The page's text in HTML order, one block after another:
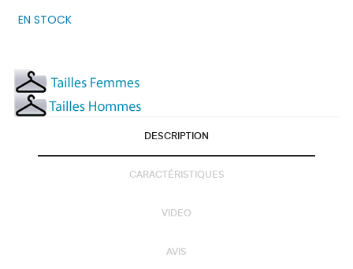
EN STOCK
DESCRIPTION
CARACTÉRISTIQUES
VIDEO
AVIS